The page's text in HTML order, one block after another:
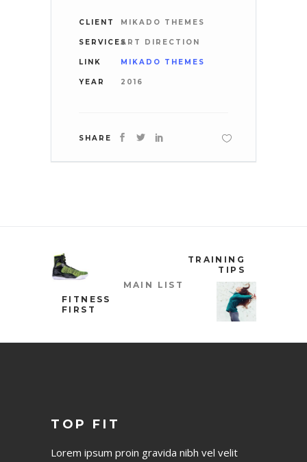
CLIENT MIKADO THEMES
SERVICESART DIRECTION
LINK MIKADO THEMES
YEAR 2016
SHARE
FITNESS
FIRST
MAIN LIST
TRAINING
TIPS
TOP FIT
Lorem ipsum proin gravida nibh vel velit